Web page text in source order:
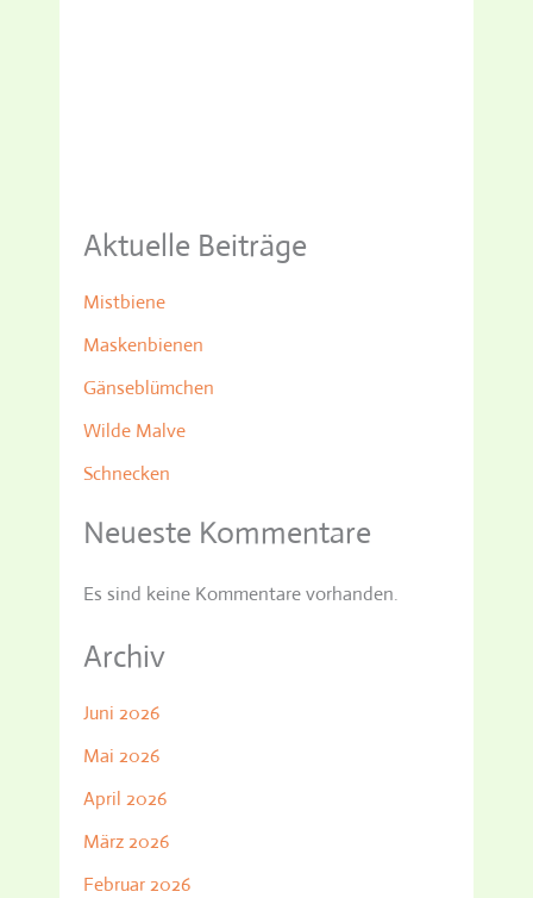
Aktuelle Beiträge
Mistbiene
Maskenbienen
Gänseblümchen
Wilde Malve
Schnecken
Neueste Kommentare
Es sind keine Kommentare vorhanden.
Archiv
Juni 2026
Mai 2026
April 2026
März 2026
Februar 2026